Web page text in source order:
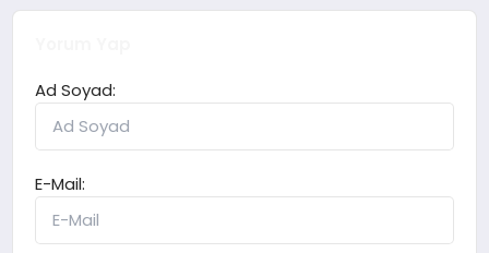
Ad Soyad:
E-Mail: